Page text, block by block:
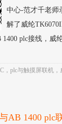
中心-范才千老师
解了威纶
plc接线，威
，plc与触摸屏联机 ，
AB 1400 plc